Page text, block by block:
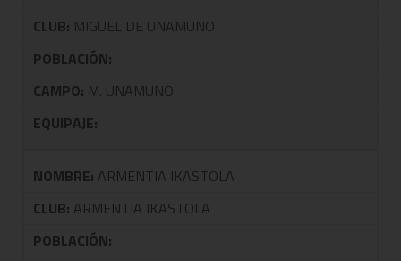
CLUB: MIGUEL DE UNAMUNO
POBLACIÓN:
CAMPO: M. UNAMUNO
EQUIPAJE:
NOMBRE: ARMENTIA IKASTOLA
CLUB: ARMENTIA IKASTOLA
POBLACIÓN: